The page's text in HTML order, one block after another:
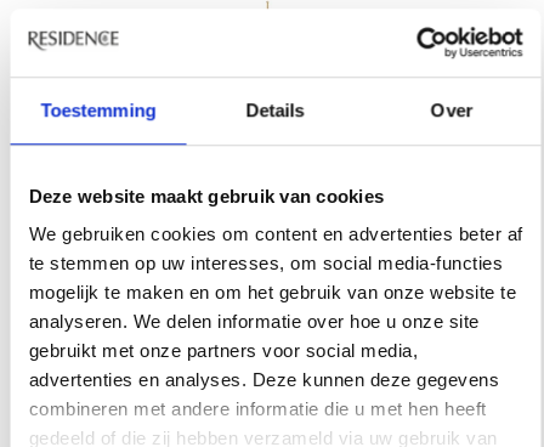
Toestemming Details Over
Deze website maakt gebruik van cookies
We gebruiken cookies om content en advertenties beter af
te stemmen op uw interesses, om social media-functies
mogelijk te maken en om het gebruik van onze website te
analyseren. We delen informatie over hoe u onze site
gebruikt met onze partners voor social media,
advertenties en analyses. Deze kunnen deze gegevens
combineren met andere informatie die u met hen heeft
gedeeld of die zij hebben verzameld via uw gebruik van
Modèle réduit du yacht Varuna, collectie
Van Cleef & Arpels.